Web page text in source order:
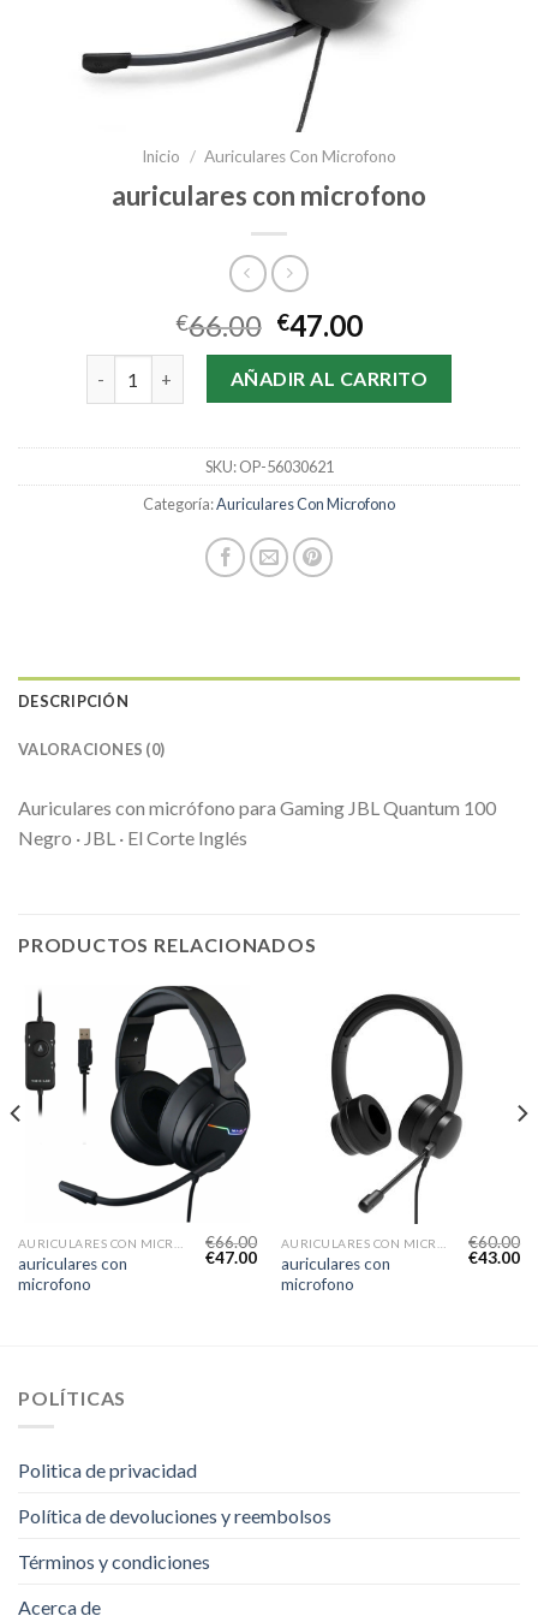
Inicio / Auriculares Con Microfono
auriculares con microfono
€66.00 €47.00
auriculares con microfono cantidad
AÑADIR AL CARRITO
SKU:OP-56030621
Categoría:Auriculares Con Microfono
DESCRIPCIÓN
VALORACIONES (0)
Auriculares con micrófono para Gaming JBL Quantum 100
Negro · JBL · El Corte Inglés
PRODUCTOS RELACIONADOS
auriculares con
microfono
€66.00
€47.00
auriculares con
microfono
€60.00
€43.00
POLÍTICAS
Politica de privacidad
Política de devoluciones y reembolsos
Términos y condiciones
Acerca de